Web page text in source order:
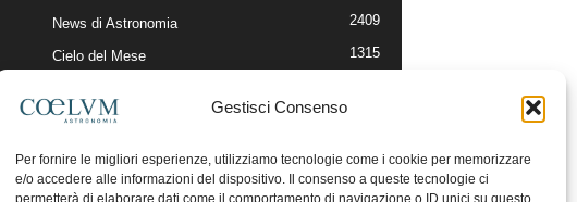
Gestisci Consenso
Per fornire le migliori esperienze, utilizziamo tecnologie come i cookie per memorizzare
e/o accedere alle informazioni del dispositivo. Il consenso a queste tecnologie ci
permetterà di elaborare dati come il comportamento di navigazione o ID unici su questo
News di Astronomia 2409
Cielo del Mese 1315
Articoli e Risorse On-Line
Il Blog della Redazione